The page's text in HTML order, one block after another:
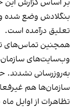
بر اساس گزارش این
بنگلادش وضع شده و
تعلیق درآمده است.
همچنین تماس‌های
وب‌سایت‌های
به‌روزرسانی
سازمان‌ها هم
تظاهرات از اوایل ماه